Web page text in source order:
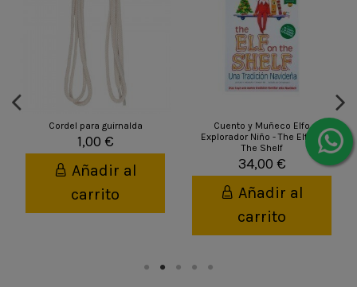
Cordel para guirnalda
1,00 €
Añadir al
carrito
Cuento y Muñeco Elfo
Explorador Niño - The Elf On
The Shelf
34,00 €
Añadir al
carrito